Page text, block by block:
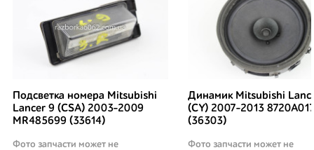
Подсветка номера Mitsubishi
Lancer 9 (CSA) 2003-2009
MR485699 (33614)
Фото запчасти может не
Динамик Mitsubishi
(CY) 2007-2013
(36303)
Фото запчасти может не